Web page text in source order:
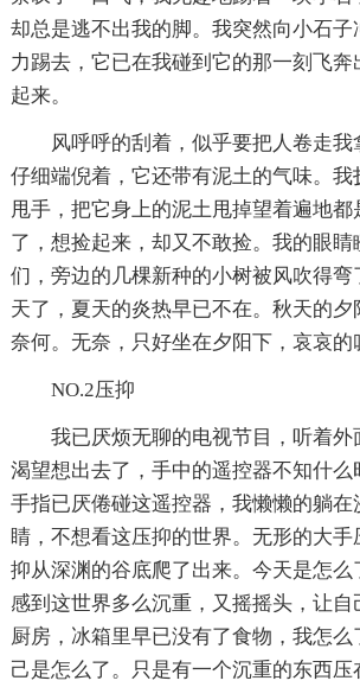
却总是逃不出我的脚。我突然向小石子
力踢去，它已在我碰到它的那一刻飞奔
起来。
风呼呼的刮着，似乎要把人卷走我
仔细端倪着，它还带有泥土的气味。
甩手，把它身上的泥土甩掉望着遍地都
了，想捡起来，却又不敢捡。我的眼睛
们，旁边的几棵新种的小树被风吹得弯
天了，夏天的炎热早已不在。秋天的
奈何。无奈，只好坐在夕阳下，哀哀的
NO.2压抑
我已厌烦无聊的电视节目，听着外
渴望想出去了，手中的遥控器不知什么
手指已厌倦碰这遥控器，我懒懒的躺在
睛，不想看这压抑的世界。无形的大
抑从深渊的谷底爬了出来。今天是怎么
感到这世界多么沉重，又摇摇头，让自
厨房，冰箱里早已没有了食物，我怎么
己是怎么了。只是有一个沉重的东西压